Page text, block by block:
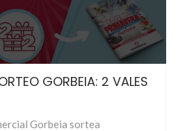
GORBEIA: 2 VALES
Gorbeia sortea